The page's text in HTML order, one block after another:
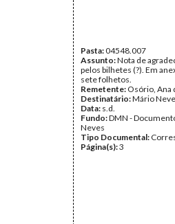
Pasta:04548.007
Assunto:Nota de
pelos bilhetes (?). Em
sete folhetos.
Remetente: Osório, Ana
Destinatário:Mário
Data: s.d.
Fundo:DMN -
Neves
Tipo Documental:
Página(s):3